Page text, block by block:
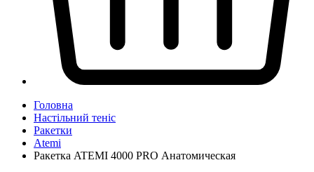
Головна
Настільний теніс
Ракетки
Atemi
Ракетка ATEMI 4000 PRO Анатомическая